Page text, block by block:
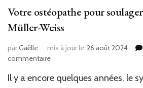
Votre ostéopathe pour
Müller-Weiss
parGaëlle mis à jour le 26 août 2024
commentairesur
ostéopathe
Il y a encore quelques années, le